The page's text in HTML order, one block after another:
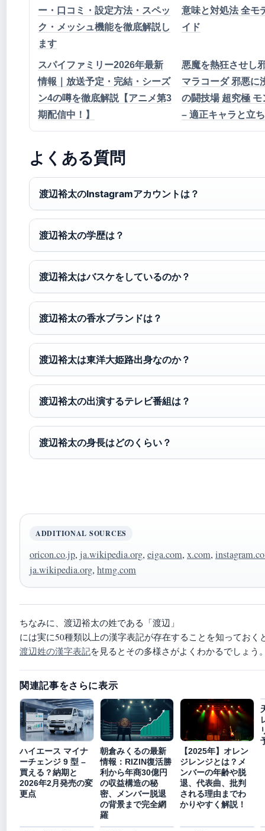
ー・口コミ・設定方法・スペッ
ク・メッシュ機能を徹底解説し
ます
意味と対処法 全モ
イド
スパイファミリー2026年最新
情報｜放送予定・完結・シーズ
ン4の噂を徹底解説【アニメ第3
期配信中！】
悪魔を熱狂させし
マラコーダ 邪悪に
の闘技場 超究極 モ
– 適正キャラと立
よくある質問
渡辺裕太のInstagramアカウントは？
渡辺裕太の学歴は？
渡辺裕太はバスケをしているのか？
渡辺裕太の香水ブランドは？
渡辺裕太は東洋大姫路出身なのか？
渡辺裕太の出演するテレビ番組は？
渡辺裕太の身長はどのくらい？
ADDITIONAL SOURCES
oricon.co.jp, ja.wikipedia.org, eiga.com, x.com,
ja.wikipedia.org, htmg.com
ちなみに、渡辺裕太の姓である「渡辺」
には実に50種類以上の漢字表記が存在することを知っておく
渡辺姓の漢字表記を見るとその多様さがよくわかるでしょう
関連記事をさらに表示
ハイエース マイナ
ーチェンジ 9 型 –
買える？納期と
2026年2月発売の変
更点
朝倉みくるの最新
情報：RIZIN復活勝
利から年商30億円
の収益構造の秘
密、メンバー脱退
の背景まで完全網
羅
【2025年】オレン
ジレンジとは？メ
ンバーの年齢や脱
退、代表曲、批判
される理由までわ
かりやすく解説！